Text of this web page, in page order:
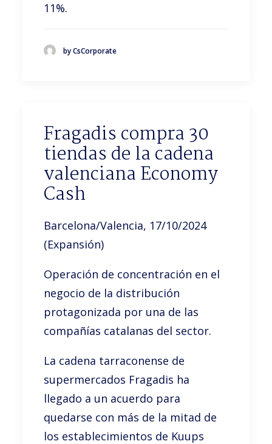
11%.
by CsCorporate
Fragadis compra 30
tiendas de la cadena
valenciana Economy
Cash
Barcelona/Valencia, 17/10/2024
(Expansión)
Operación de concentración en el
negocio de la distribución
protagonizada por una de las
compañías catalanas del sector.
La cadena tarraconense de
supermercados Fragadis ha
llegado a un acuerdo para
quedarse con más de la mitad de
los establecimientos de Kuups